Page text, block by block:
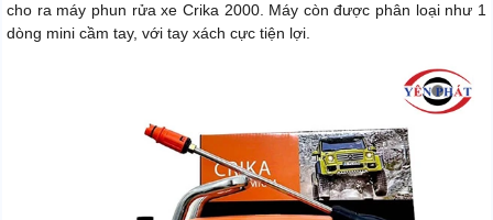
cho ra máy phun rửa xe Crika 2000. Máy còn được phân loại như 1
dòng mini cầm tay, với tay xách cực tiện lợi.